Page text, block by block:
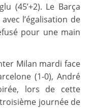
(45’+2). Le Barça
l’égalisation de
pour une main
Milan mardi face
(1-0), André
lors de cette
journée de